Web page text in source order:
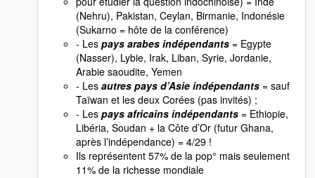
(Nehru), Pakistan, Ceylan, Birmanie, Indonésie
(Sukarno = hôte de la conférence)
- Les pays arabes indépendants = Egypte
(Nasser), Lybie, Irak, Liban, Syrie, Jordanie,
Arabie saoudite, Yemen
- Les autres pays d’Asie indépendants = sauf
Taïwan et les deux Corées (pas invités) ;
- Les pays africains indépendants = Ethiopie,
Libéria, Soudan + la Côte d’Or (futur Ghana,
après l’indépendance) = 4/29 !
Ils représentent 57% de la pop° mais seulement
11% de la richesse mondiale